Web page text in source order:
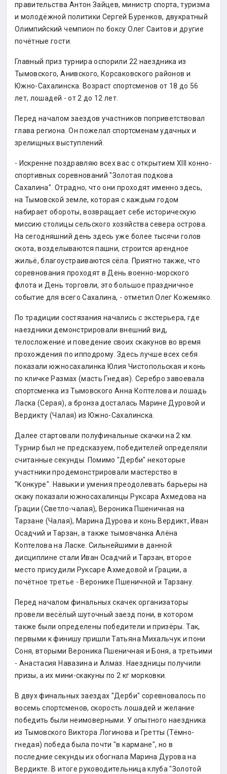
правительства Антон Зайцев, министр спорта, туризма
и молодёжной политики Сергей Буренков, двукратный
Олимпийский чемпион по боксу Олег Саитов и другие
почётные гости.
Главный приз турнира оспорили 22 наездника из
Тымовского, Анивского, Корсаковского районов и
Южно-Сахалинска. Возраст спортсменов от 18 до 56
лет, лошадей - от 2 до 12 лет.
Перед началом заездов участников поприветствовал
глава региона. Он пожелал спортсменам удачных и
зрелищных выступлений.
- Искренне поздравляю всех вас с открытием XIII конно-
спортивных соревнований "Золотая подкова
Сахалина". Отрадно, что они проходят именно здесь,
на Тымовской земле, которая с каждым годом
набирает обороты, возвращает себе историческую
миссию столицы сельского хозяйства севера острова.
На сегодняшний день здесь уже более тысячи голов
скота, возделываются пашни, строится арендное
жильё, благоустраиваются сёла. Приятно также, что
соревнования проходят в День военно-морского
флота и День торговли, это большое праздничное
событие для всего Сахалина, - отметил Олег Кожемяко.
По традиции состязания начались с экстерьера, где
наездники демонстрировали внешний вид,
телосложение и поведение своих скакунов во время
прохождения по ипподрому. Здесь лучше всех себя
показали южносахалинка Юлия Чистопольская и конь
по кличке Размах (масть Гнедая). Серебро завоевала
спортсменка из Тымовского Анна Коптелова и лошадь
Ласка (Серая), а бронза досталась Марине Дуровой и
Вердикту (Чалая) из Южно-Сахалинска.
Далее стартовали полуфинальные скачки на 2 км.
Турнир был не предсказуем, победителей определяли
считанные секунды. Помимо "Дерби" некоторые
участники продемонстрировали мастерство в
"Конкуре". Навыки и умения преодолевать барьеры на
скаку показали южносахалинцы Руксара Ахмедова на
Грации (Светло-чалая), Вероника Пшеничная на
Тарзане (Чалая), Марина Дурова и конь Вердикт, Иван
Осадчий и Тарзан, а также тымовчанка Алёна
Коптелова на Ласке. Сильнейшими в данной
дисциплине стали Иван Осадчий и Тарзан, второе
место присудили Руксаре Ахмедовой и Грации, а
почётное третье - Веронике Пшеничной и Тарзану.
Перед началом финальных скачек организаторы
провели весёлый шуточный заезд пони, в котором
также были определены победители и призёры. Так,
первыми к финишу пришли Татьяна Михальчук и пони
Соня, вторыми Вероника Пшеничная и Боня, а третьими
- Анастасия Навазина и Алмаз. Наездницы получили
призы, а их мини-скакуны по 2 кг морковки.
В двух финальных заездах "Дерби" соревновалось по
восемь спортсменов, скорость лошадей и желание
победить были неимоверными. У опытного наездника
из Тымовского Виктора Логинова и Гретты (Тёмно-
гнедая) победа была почти "в кармане", но в
последние секунды их обогнала Марина Дурова на
Вердикте. В итоге руководительница клуба "Золотой